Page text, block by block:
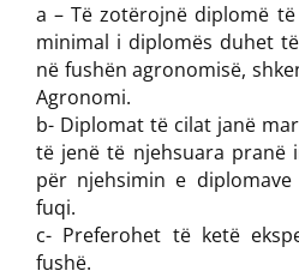
a – Të zotërojnë diplomë
minimal i diplomës duhet
në fushën agronomisë,
Agronomi.
b- Diplomat të cilat janë
të jenë të njehsuara pranë
për njehsimin e
fuqi.
c- Preferohet të ketë
fushë.